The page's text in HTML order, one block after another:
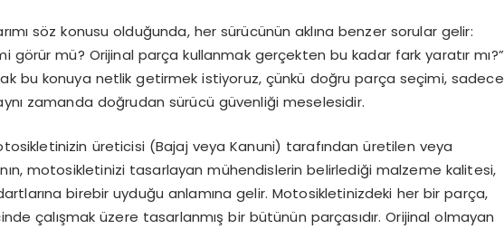
söz konusu olduğunda, her sürücünün aklına benzer sorular gelir:
görür mü? Orijinal parça kullanmak gerçekten bu kadar fark yaratır mı?”
bu konuya netlik getirmek istiyoruz, çünkü doğru parça seçimi, sadece
zamanda doğrudan sürücü güvenliği meselesidir.
üreticisi (Bajaj veya Kanuni) tarafından üretilen veya
motosikletinizi tasarlayan mühendislerin belirlediği malzeme kalitesi,
birebir uyduğu anlamına gelir. Motosikletinizdeki her bir parça,
çalışmak üzere tasarlanmış bir bütünün parçasıdır. Orijinal olmayan